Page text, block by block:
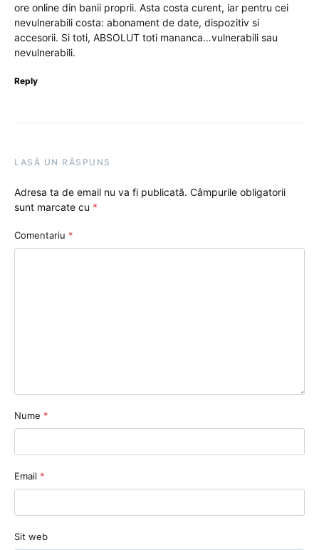
ore online din banii proprii. Asta costa curent, iar pentru cei
nevulnerabili costa: abonament de date, dispozitiv si
accesorii. Si toti, ABSOLUT toti mananca…vulnerabili sau
nevulnerabili.
Reply
LASĂ UN RĂSPUNS
Adresa ta de email nu va fi publicată. Câmpurile obligatorii
sunt marcate cu *
Comentariu *
Nume *
Email *
Sit web